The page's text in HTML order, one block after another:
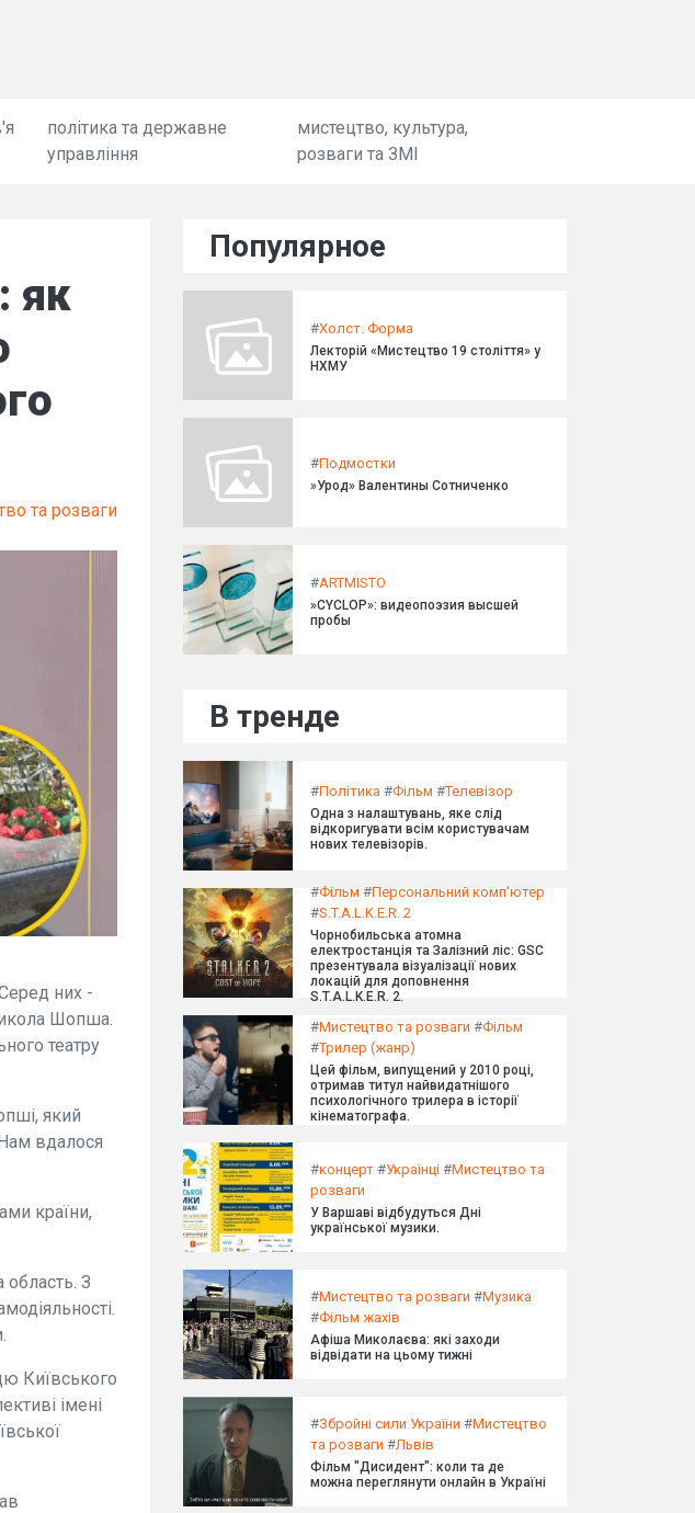
політика та державне
управління
мистецтво, культура,
розваги та ЗМІ
як
та розваги
них -
Шопша.
театру
який
вдалося
країни,
З
Київського
імені
Популярное
#Холст. Форма
Лекторій «Мистецтво 19 століття» у
НХМУ
#Подмостки
»Урод» Валентины Сотниченко
#ARTMISTO
»CYCLOP»: видеопоэзия высшей
пробы
В тренде
#Політика #Фільм #Телевізор
Одна з налаштувань, яке слід
відкоригувати всім користувачам
нових телевізорів.
#Фільм #Персональний комп'ютер
#S.T.A.L.K.E.R. 2
Чорнобильська атомна
електростанція та Залізний ліс: GSC
презентувала візуалізації нових
локацій для доповнення
S.T.A.L.K.E.R. 2.
#Мистецтво та розваги #Фільм
#Трилер (жанр)
Цей фільм, випущений у 2010 році,
отримав титул найвидатнішого
психологічного трилера в історії
кінематографа.
#концерт #Українці #Мистецтво та
розваги
У Варшаві відбудуться Дні
української музики.
#Мистецтво та розваги #Музика
#Фільм жахів
Афіша Миколаєва: які заходи
відвідати на цьому тижні
#Збройні сили України #Мистецтво
та розваги #Львів
Фільм "Дисидент": коли та де
можна переглянути онлайн в Україні